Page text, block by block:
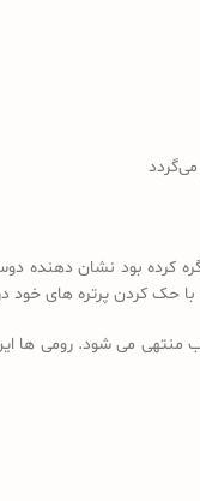
بود نشان دهنده
کردن پرتره های خود
می شود. رومی ها این